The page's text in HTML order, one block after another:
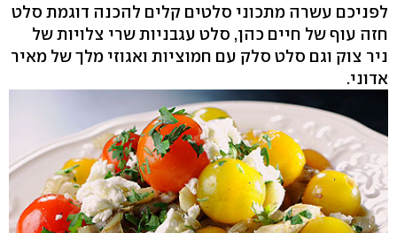
לפניכם עשרה מתכוני סלטים קלים להכנה דוגמת סלט
חזה עוף של חיים כהן, סלט עגבניות שרי צלויות של
ניר צוק וגם סלט סלק עם חמוציות ואגוזי מלך של מאיר
אדוני.